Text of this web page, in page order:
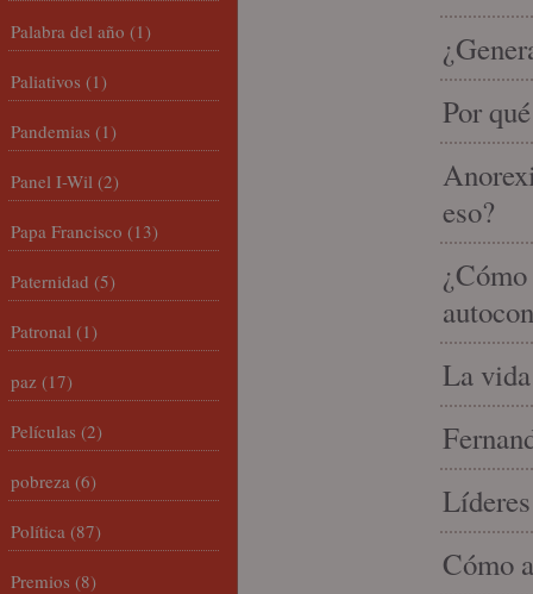
Por
eso?
La
Cómo
Palabra del año (1)
Paliativos (1)
Pandemias (1)
Panel I-Wil (2)
Papa Francisco (13)
Paternidad (5)
Patronal (1)
paz (17)
Películas (2)
pobreza (6)
Política (87)
Premios (8)